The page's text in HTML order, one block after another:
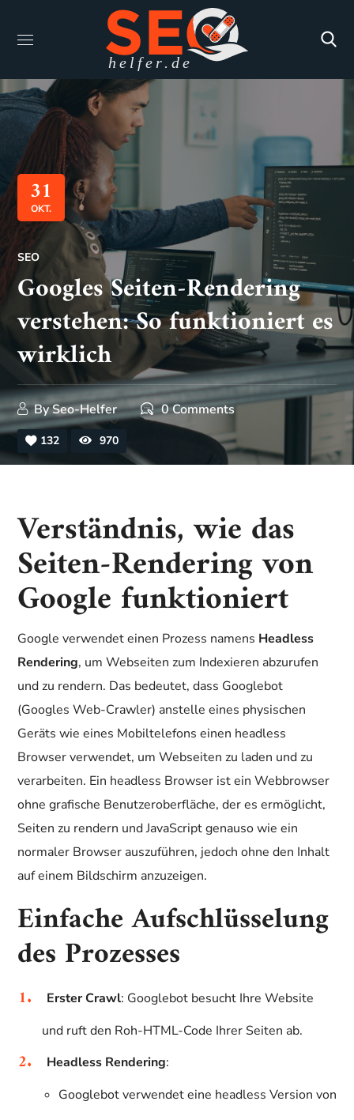
31
OKT.
SEO
Googles Seiten-Rendering
verstehen: So funktioniert es
wirklich
BySeo-Helfer 0 Comments
132 970
Verständnis, wie das
Seiten-Rendering von
Google funktioniert
Google verwendet einen Prozess namens Headless
Rendering, um Webseiten zum Indexieren abzurufen
und zu rendern. Das bedeutet, dass Googlebot
(Googles Web-Crawler) anstelle eines physischen
Geräts wie eines Mobiltelefons einen headless
Browser verwendet, um Webseiten zu laden und zu
verarbeiten. Ein headless Browser ist ein Webbrowser
ohne grafische Benutzeroberfläche, der es ermöglicht,
Seiten zu rendern und JavaScript genauso wie ein
normaler Browser auszuführen, jedoch ohne den Inhalt
auf einem Bildschirm anzuzeigen.
Einfache Aufschlüsselung
des Prozesses
Erster Crawl: Googlebot besucht Ihre Website
und ruft den Roh-HTML-Code Ihrer Seiten ab.
Headless Rendering:
Googlebot verwendet eine headless Version von